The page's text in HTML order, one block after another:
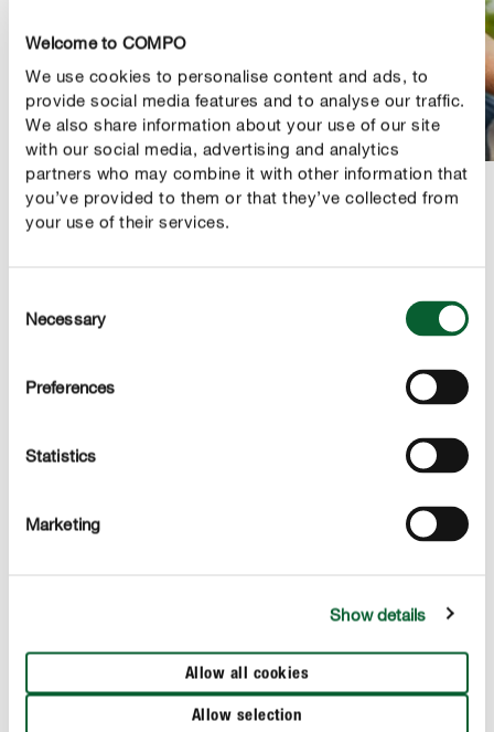
Welcome to COMPO
We use cookies to personalise content and ads, to
provide social media features and to analyse our traffic.
We also share information about your use of our site
with our social media, advertising and analytics
partners who may combine it with other information that
you’ve provided to them or that they’ve collected from
your use of their services.
Selection
Necessary
Preferences
Statistics
Marketing
Show details
Allow all cookies
Allow selection
UTILISATION
DÉTAILS TECHNIQUES
Ces sujets pourraient aussi vous intéresser